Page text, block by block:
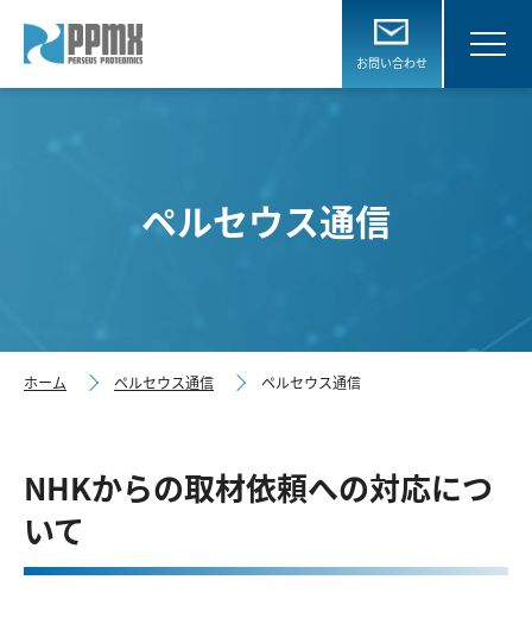
お問い合わせ
ペルセウス通信
ホーム ペルセウス通信 ペルセウス通信
NHKからの取材依頼への対応につ
いて